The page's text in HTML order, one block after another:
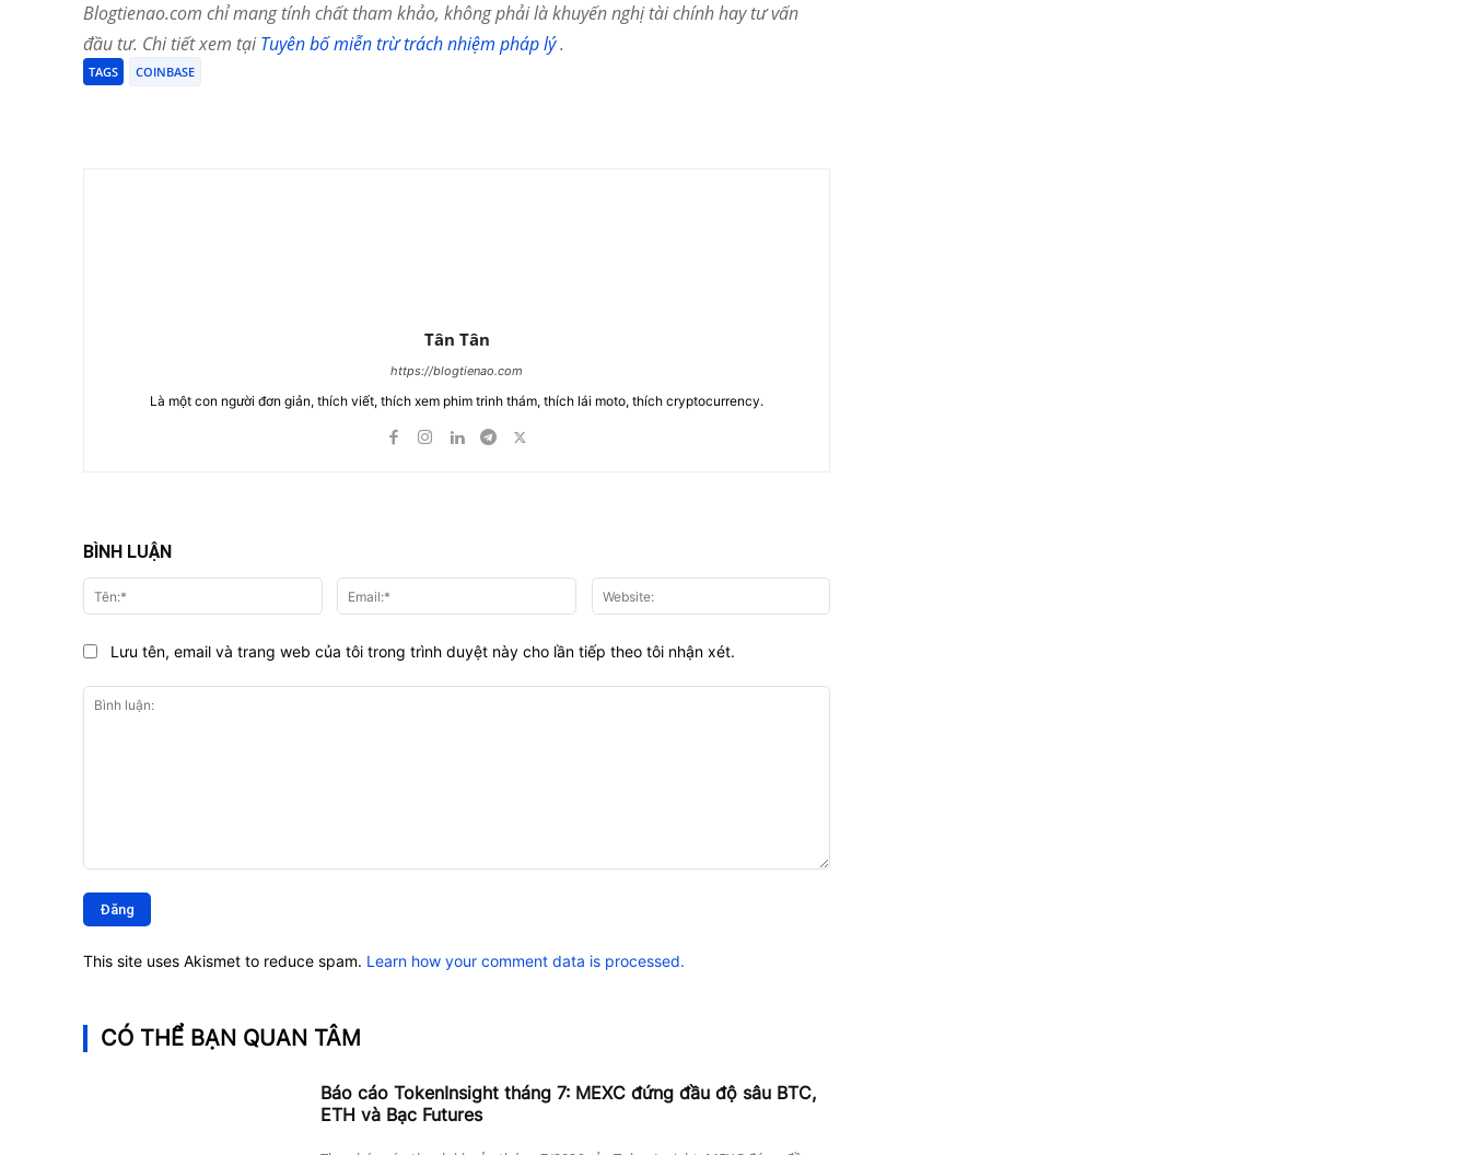
Blogtienao.com chỉ mang tính chất tham khảo, không phải là khuyến nghị tài chính hay tư vấn
đầu tư. Chi tiết xem tạiTuyên bố miễn trừ trách nhiệm pháp lý.
TAGS COINBASE
Tân Tân
https://blogtienao.com
Là một con người đơn giản, thích viết, thích xem phim trinh thám, thích lái moto, thích cryptocurrency.
BÌNH LUẬN
luận:
Tên:* Email:*
Lưu tên, email và trang web của tôi trong trình duyệt này cho lần tiếp theo tôi nhận xét.
This site uses Akismet to reduce spam. Learn how your comment data is processed.
CÓ THỂ BẠN QUAN TÂM
Báo cáo TokenInsight tháng 7: MEXC đứng đầu độ sâu BTC,
ETH và Bạc Futures